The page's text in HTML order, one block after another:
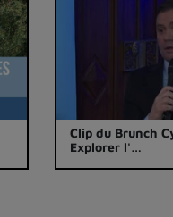
Clip du Brunch
Explorer l'…